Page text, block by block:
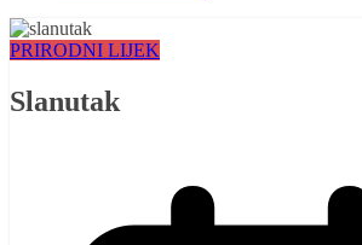
PRIRODNI LIJEK
Slanutak